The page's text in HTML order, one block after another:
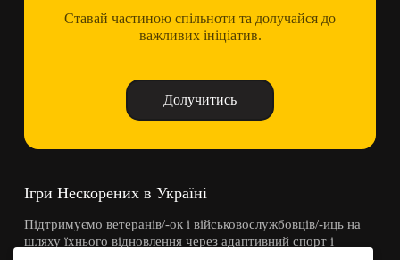
Ставай частиною спільноти та долучайся до
важливих ініціатив.
Долучитись
Ігри Нескорених в Україні
Підтримуємо ветеранів/-ок і військовослужбовців/-иць на
шляху їхнього відновлення через адаптивний спорт і